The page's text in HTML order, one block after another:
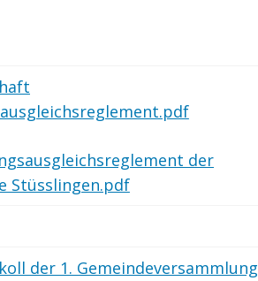
der
Stüsslingen.pdf
der 1. Gemeindeversammlung